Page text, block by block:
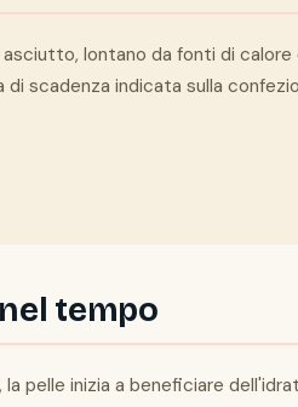
lontano da fonti di
scadenza indicata sulla
tempo
pelle inizia a beneficiare